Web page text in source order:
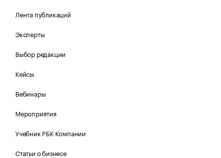
Лента публикаций
Эксперты
Выбор редакции
Кейсы
Вебинары
Мероприятия
Учебник РБК Компании
Статьи о бизнесе